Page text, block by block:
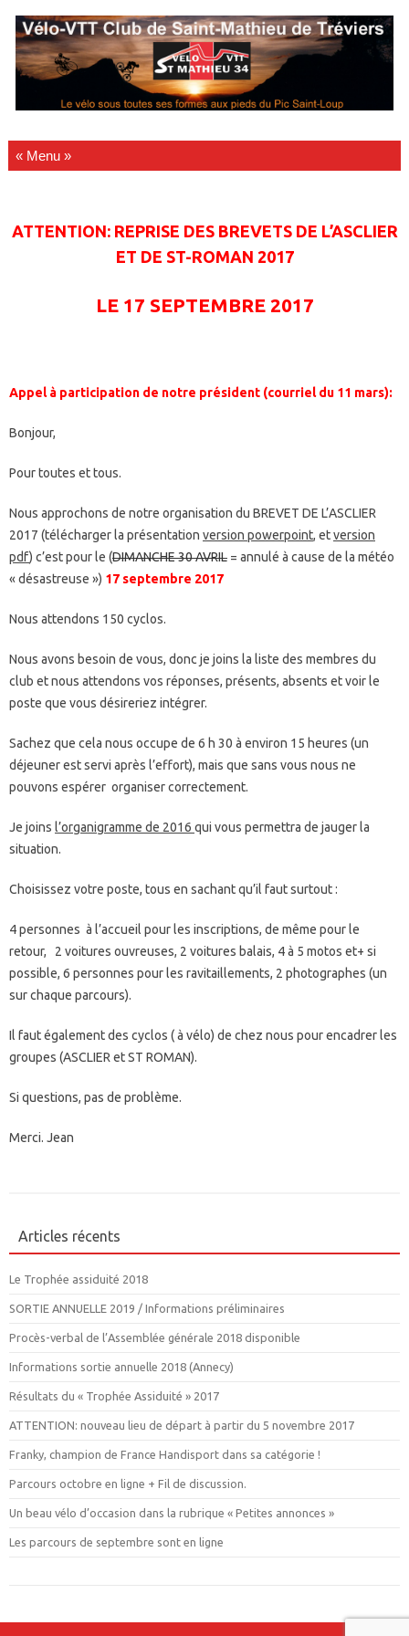
Passer au contenu
ATTENTION: REPRISE DES BREVETS DE L’ASCLIER
ET DE ST-ROMAN 2017
LE 17 SEPTEMBRE 2017
Appel à participation de notre président (courriel du 11 mars):
Bonjour,
Pour toutes et tous.
Nous approchons de notre organisation du BREVET DE L’ASCLIER
2017 (télécharger la présentation version powerpoint, etversion
pdf) c’est pour le (DIMANCHE 30 AVRIL = annulé à cause de la météo
« désastreuse ») 17 septembre 2017
Nous attendons 150 cyclos.
Nous avons besoin de vous, donc je joins la liste des membres du
club et nous attendons vos réponses, présents, absents et voir le
poste que vous désireriez intégrer.
Sachez que cela nous occupe de 6 h 30 à environ 15 heures (un
déjeuner est servi après l’effort), mais que sans vous nous ne
pouvons espérer organiser correctement.
Je joins l’organigramme de 2016 qui vous permettra de jauger la
situation.
Choisissez votre poste, tous en sachant qu’il faut surtout :
4 personnes à l’accueil pour les inscriptions, de même pour le
retour, 2 voitures ouvreuses, 2 voitures balais, 4 à 5 motos et+ si
possible, 6 personnes pour les ravitaillements, 2 photographes (un
sur chaque parcours).
Il faut également des cyclos ( à vélo) de chez nous pour encadrer les
groupes (ASCLIER et ST ROMAN).
Si questions, pas de problème.
Merci. Jean
Articles récents
Le Trophée assiduité 2018
SORTIE ANNUELLE 2019 / Informations préliminaires
Procès-verbal de l’Assemblée générale 2018 disponible
Informations sortie annuelle 2018 (Annecy)
Résultats du « Trophée Assiduité » 2017
ATTENTION: nouveau lieu de départ à partir du 5 novembre 2017
Franky, champion de France Handisport dans sa catégorie !
Parcours octobre en ligne + Fil de discussion.
Un beau vélo d’occasion dans la rubrique « Petites annonces »
Les parcours de septembre sont en ligne